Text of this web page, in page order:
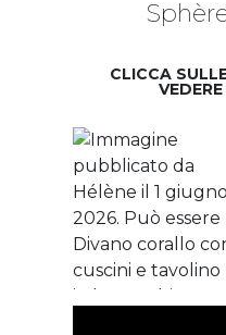
CLICCA